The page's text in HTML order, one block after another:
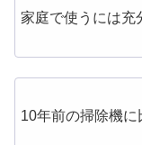
家庭で使うには充
10年前の掃除機